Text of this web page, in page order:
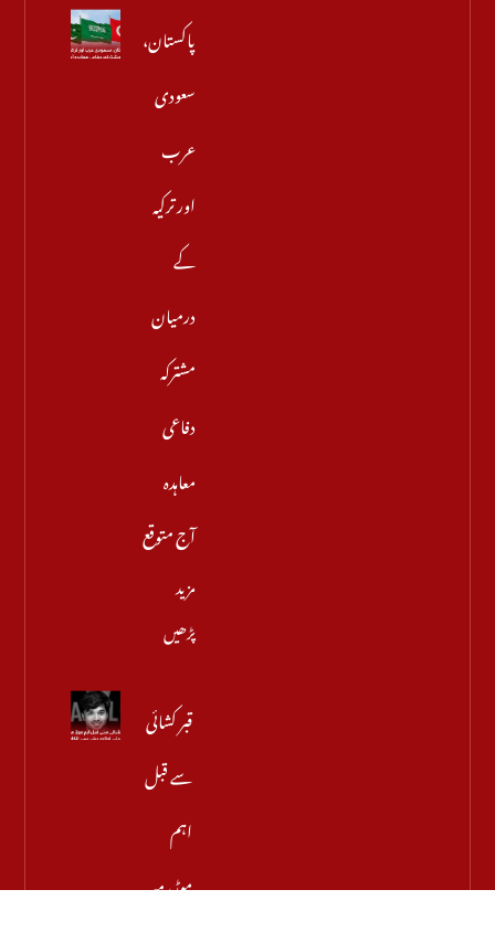
پاکستان،
سعودی
عرب
اور ترکیہ
کے
درمیان
مشترکہ
دفاعی
معاہدہ
آج متوقع
مزید
پڑھیں
قبر کشائی
سے قبل
اہم
موڑ، میر